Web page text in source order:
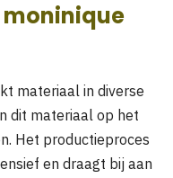
materiaal in diverse
dit materiaal op het
Het productieproces
en draagt bij aan